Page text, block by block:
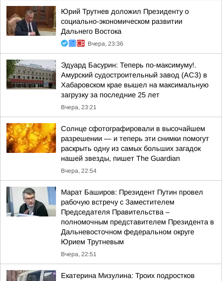
Юрий Трутнев доложил Президенту о
социально-экономическом развитии
Дальнего Востока
Вчера, 23:36
Эдуард Басурин: Теперь по-максимуму!.
Амурский судостроительный завод (АСЗ) в
Хабаровском крае вышел на максимальную
загрузку за последние 25 лет
Вчера, 23:21
Солнце сфотографировали в высочайшем
разрешении — и теперь эти снимки помогут
раскрыть одну из самых больших загадок
нашей звезды, пишет The Guardian
Вчера, 22:54
Марат Баширов: Президент Путин провел
рабочую встречу с Заместителем
Председателя Правительства –
полномочным представителем Президента в
Дальневосточном федеральном округе
Юрием Трутневым
Вчера, 22:51
Екатерина Мизулина: Троих подростков